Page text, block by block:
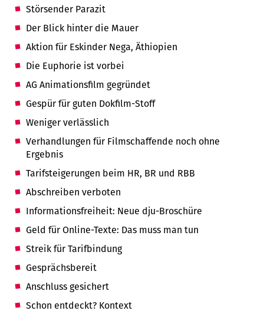
Störsender Parazit
Der Blick hinter die Mauer
Aktion für Eskinder Nega, Äthiopien
Die Euphorie ist vorbei
AG Animationsfilm gegründet
Gespür für guten Dokfilm-Stoff
Weniger verlässlich
Verhandlungen für Filmschaffende noch ohne
Ergebnis
Tarifsteigerungen beim HR, BR und RBB
Abschreiben verboten
Informationsfreiheit: Neue dju-Broschüre
Geld für Online-Texte: Das muss man tun
Streik für Tarifbindung
Gesprächsbereit
Anschluss gesichert
Schon entdeckt? Kontext